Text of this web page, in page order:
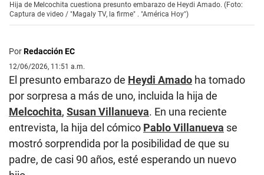
Hija de Melcochita cuestiona presunto embarazo de Heydi Amado. (Foto:
Captura de video / "Magaly TV, la firme" . "América Hoy")
PorRedacción EC
12/06/2026, 11:51 a.m.
El presunto embarazo de Heydi Amado ha tomado
por sorpresa a más de uno, incluida la hija de
Melcochita, Susan Villanueva. En una reciente
entrevista, la hija del cómico Pablo Villanueva se
mostró sorprendida por la posibilidad de que su
padre, de casi 90 años, esté esperando un nuevo